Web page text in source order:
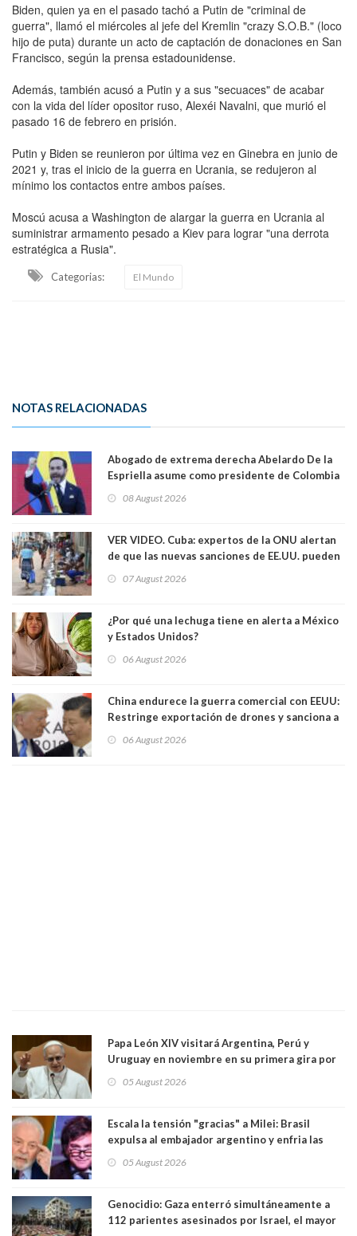
Biden, quien ya en el pasado tachó a Putin de "criminal de
guerra", llamó el miércoles al jefe del Kremlin "crazy S.O.B." (loco
hijo de puta) durante un acto de captación de donaciones en San
Francisco, según la prensa estadounidense.
Además, también acusó a Putin y a sus "secuaces" de acabar
con la vida del líder opositor ruso, Alexéi Navalni, que murió el
pasado 16 de febrero en prisión.
Putin y Biden se reunieron por última vez en Ginebra en junio de
2021 y, tras el inicio de la guerra en Ucrania, se redujeron al
mínimo los contactos entre ambos países.
Moscú acusa a Washington de alargar la guerra en Ucrania al
suministrar armamento pesado a Kiev para lograr "una derrota
estratégica a Rusia".
Categorias: El Mundo
NOTAS RELACIONADAS
Abogado de extrema derecha Abelardo De la
Espriella asume como presidente de Colombia
08 August 2026
VER VIDEO. Cuba: expertos de la ONU alertan
de que las nuevas sanciones de EE.UU. pueden
07 August 2026
¿Por qué una lechuga tiene en alerta a México
y Estados Unidos?
06 August 2026
China endurece la guerra comercial con EEUU:
Restringe exportación de drones y sanciona a
06 August 2026
Papa León XIV visitará Argentina, Perú y
Uruguay en noviembre en su primera gira por
05 August 2026
Escala la tensión "gracias" a Milei: Brasil
expulsa al embajador argentino y enfria las
trasandino
05 August 2026
Genocidio: Gaza enterró simultáneamente a
112 parientes asesinados por Israel, el mayor